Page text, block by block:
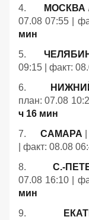
4.
МОСКВА
07.08 07:55 |
мин
5.
09:15 | факт:
6.
план: 07.08
ч 16 мин
7. САМАРА
| факт: 08.08
8. С.-
07.08 16:10 |
мин
9.